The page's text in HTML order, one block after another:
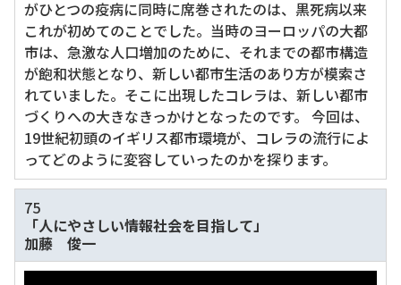
がひとつの疫病に同時に席巻されたのは、黒死病以来
これが初めてのことでした。当時のヨーロッパの大都
市は、急激な人口増加のために、それまでの都市構造
が飽和状態となり、新しい都市生活のあり方が模索さ
れていました。そこに出現したコレラは、新しい都市
づくりへの大きなきっかけとなったのです。 今回は、
19世紀初頭のイギリス都市環境が、コレラの流行によ
ってどのように変容していったのかを探ります。
75
「人にやさしい情報社会を目指して」
加藤 俊一